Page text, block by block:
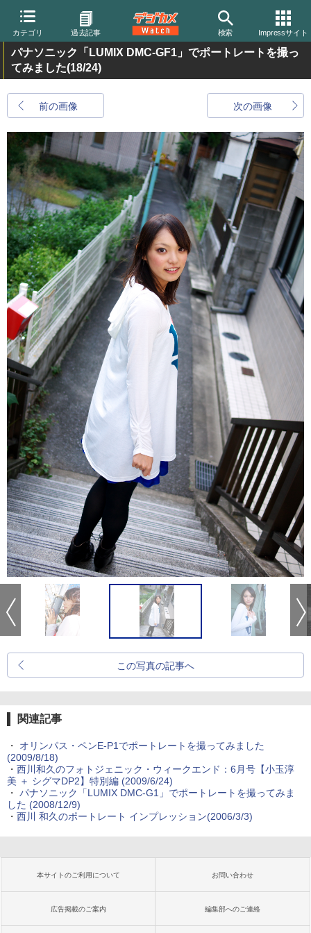
カテゴリ 過去記事 検索 Impressサイト
パナソニック「LUMIX DMC-GF1」でポートレートを撮っ
てみました(18/24)
前の画像 次の画像
この写真の記事へ
関連記事
・
オリンパス・ペンE-P1でポートレートを撮ってみました
(2009/8/18)
・ 西川和久のフォトジェニック・ウィークエンド：6月号【小玉淳
美 ＋ シグマDP2】特別編 (2009/6/24)
・ パナソニック「LUMIX DMC-G1」でポートレートを撮ってみま
した (2008/12/9)
・ 西川 和久のポートレート インプレッション(2006/3/3)
本サイトのご利用について お問い合わせ
広告掲載のご案内 編集部へのご連絡